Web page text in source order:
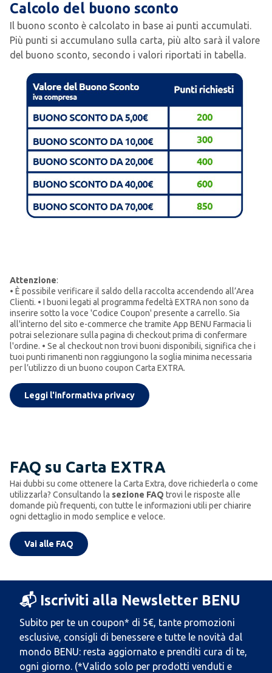
Calcolo del buono sconto
Il buono sconto è calcolato in base ai punti accumulati.
Più punti si accumulano sulla carta, più alto sarà il valore
del buono sconto, secondo i valori riportati in tabella.
Attenzione:
• È possibile verificare il saldo della raccolta accendendo all’Area
Clienti. • I buoni legati al programma fedeltà EXTRA non sono da
inserire sotto la voce 'Codice Coupon' presente a carrello. Sia
all'interno del sito e-commerce che tramite App BENU Farmacia li
potrai selezionare sulla pagina di checkout prima di confermare
l'ordine. • Se al checkout non trovi buoni disponibili, significa che i
tuoi punti rimanenti non raggiungono la soglia minima necessaria
per l’utilizzo di un buono coupon Carta EXTRA.
Leggi l'informativa privacy
FAQ su Carta EXTRA
Hai dubbi su come ottenere la Carta Extra, dove richiederla o come
utilizzarla? Consultando la sezione FAQ trovi le risposte alle
domande più frequenti, con tutte le informazioni utili per chiarire
ogni dettaglio in modo semplice e veloce.
Vai alle FAQ
📬 Iscriviti alla Newsletter BENU
Subito per te un coupon* di 5€, tante promozioni
esclusive, consigli di benessere e tutte le novità dal
mondo BENU: resta aggiornato e prenditi cura di te,
ogni giorno. (*Valido solo per prodotti venduti e